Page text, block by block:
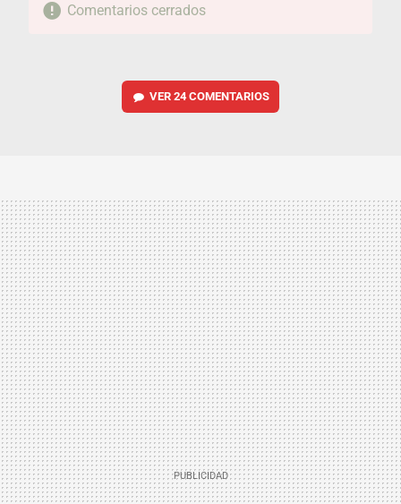
Comentarios cerrados
VER 24 COMENTARIOS